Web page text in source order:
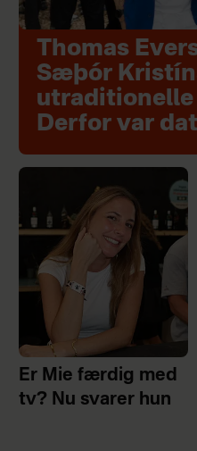
Thomas
Sæþór
Derfor var
Er Mie færdig med
tv? Nu svarer hun